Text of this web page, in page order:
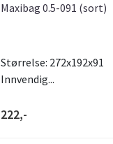
Maxibag 0.5-091 (sort)
Størrelse: 272x192x91
Innvendig...
222,-